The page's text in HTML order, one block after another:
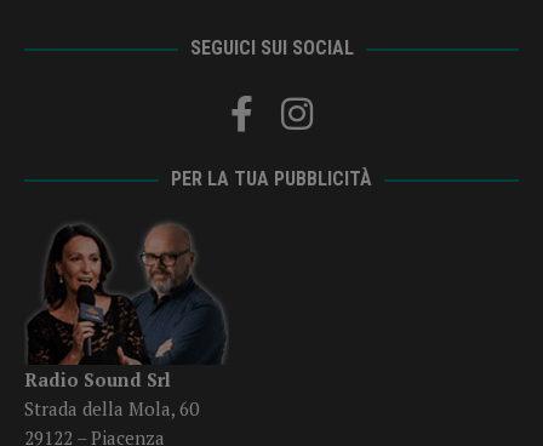
SEGUICI SUI SOCIAL
PER LA TUA PUBBLICITÀ
Radio Sound Srl
Strada della Mola, 60
29122 – Piacenza